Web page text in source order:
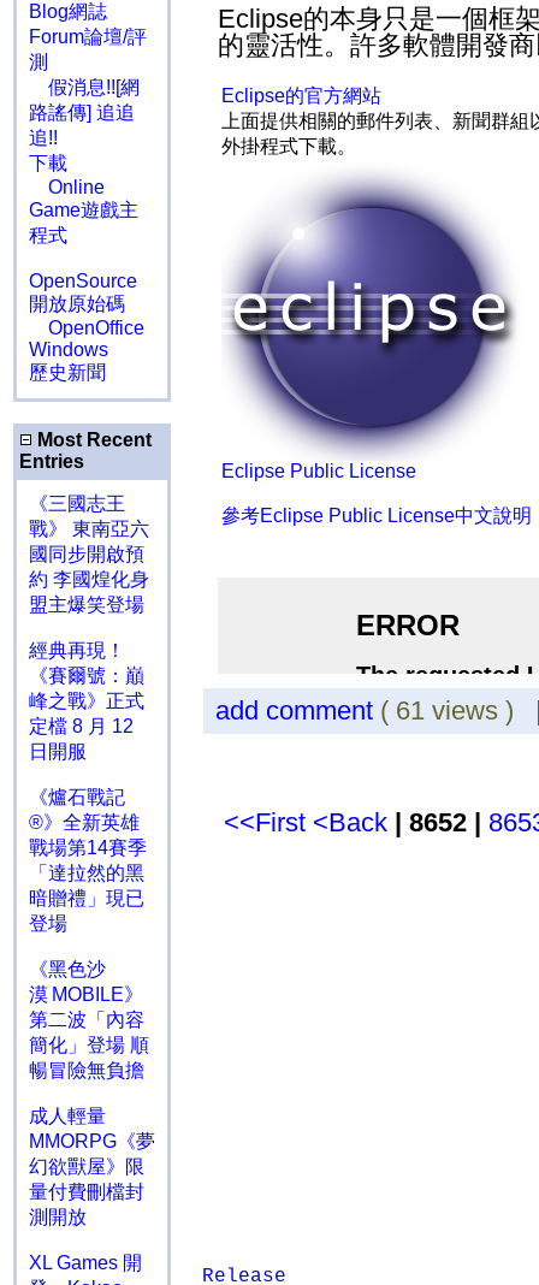
Blog網誌
Forum論壇/評
測
假消息!![網
路謠傳] 追追
追!!
下載
Online
Game遊戲主
程式
OpenSource
開放原始碼
OpenOffice
Windows
歷史新聞
Most Recent
Entries
《三國志王
戰》 東南亞六
國同步開啟預
約 李國煌化身
盟主爆笑登場
經典再現！
《賽爾號：巔
峰之戰》正式
定檔 8 月 12
日開服
《爐石戰記
®》全新英雄
戰場第14賽季
「達拉然的黑
暗贈禮」現已
登場
《黑色沙
漠 MOBILE》
第二波「內容
簡化」登場 順
暢冒險無負擔
成人輕量
MMORPG《夢
幻欲獸屋》限
量付費刪檔封
測開放
XL Games 開
Eclipse的本身只是一個框
的靈活性。許多軟體開發
Eclipse的官方網站
上面提供相關的郵件列表、新聞群
外掛程式下載。
Eclipse Public License
參考Eclipse Public License中文說明
add comment ( 61 views
<<First <Back | 8652 |
Release